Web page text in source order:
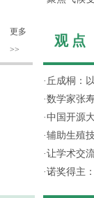
更多
>>
观 点
· 丘成桐：
·数学家张
·中国开源
·辅助生殖
·让学术交
·诺奖得主